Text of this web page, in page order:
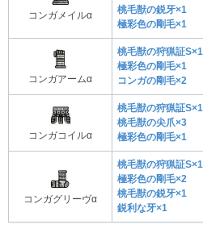
コンガメイルα
桃毛獣の鋭牙×1
極彩色の剛毛×1
コンガアームα
桃毛獣の狩猟証S×1
極彩色の剛毛×1
コンガの剛毛×2
コンガコイルα
桃毛獣の狩猟証S×1
桃毛獣の尖爪×3
極彩色の剛毛×1
コンガグリーヴα
桃毛獣の狩猟証S×1
極彩色の剛毛×2
桃毛獣の鋭牙×1
鋭利な牙×1